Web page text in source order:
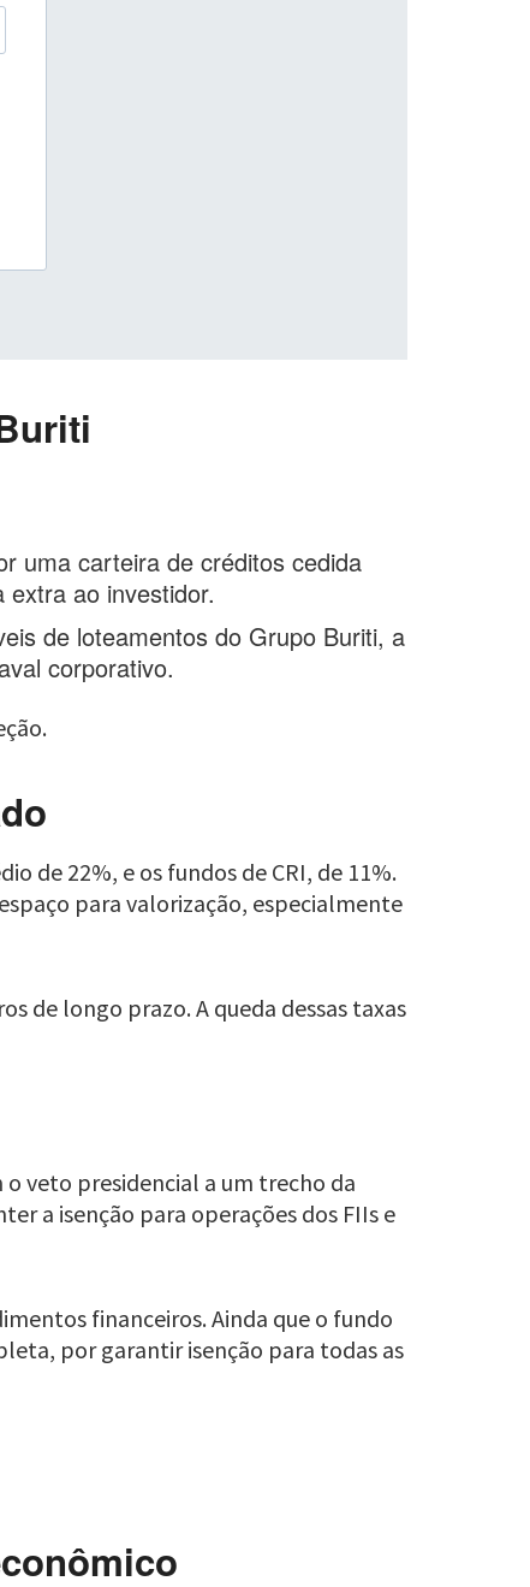
uma carteira de créditos cedida
ao investidor.
de loteamentos do Grupo Buriti, a
corporativo.
de 22%, e os fundos de CRI, de 11%.
para valorização, especialmente
de longo prazo. A queda dessas taxas
veto presidencial a um trecho da
a isenção para operações dos FIIs e
financeiros. Ainda que o fundo
por garantir isenção para todas as